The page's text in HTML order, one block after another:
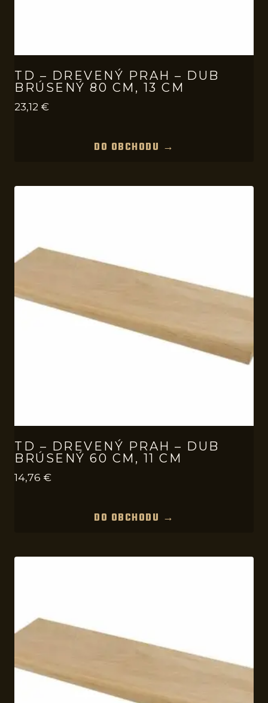
TD – DREVENÝ PRAH – DUB
BRÚSENÝ 80 CM, 13 CM
23,12 €
DO OBCHODU →
TD – DREVENÝ PRAH – DUB
BRÚSENÝ 60 CM, 11 CM
14,76 €
DO OBCHODU →